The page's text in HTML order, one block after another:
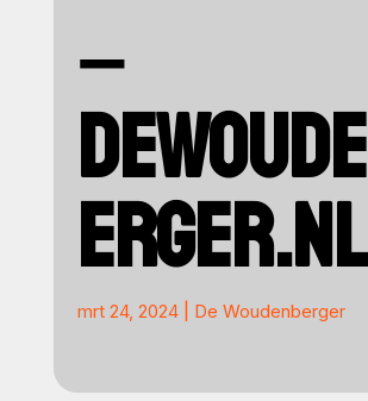
–
ERGER.NL
mrt 24, 2024| De Woudenberger